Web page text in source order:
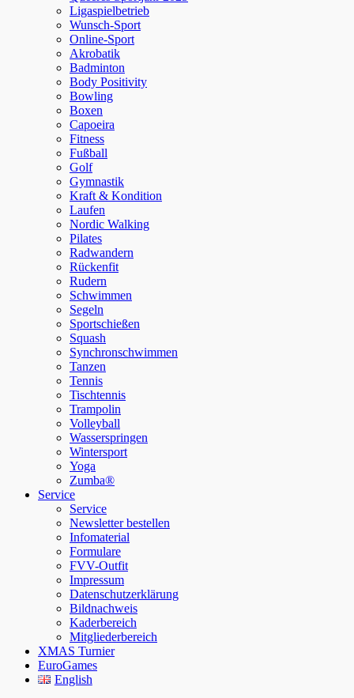
Ligaspielbetrieb
Wunsch-Sport
Online-Sport
Akrobatik
Badminton
Body Positivity
Bowling
Boxen
Capoeira
Fitness
Fußball
Golf
Gymnastik
Kraft & Kondition
Laufen
Nordic Walking
Pilates
Radwandern
Rückenfit
Rudern
Schwimmen
Segeln
Sportschießen
Squash
Synchronschwimmen
Tanzen
Tennis
Tischtennis
Trampolin
Volleyball
Wasserspringen
Wintersport
Yoga
Zumba®
Service
Service
Newsletter bestellen
Infomaterial
Formulare
FVV-Outfit
Impressum
Datenschutzerklärung
Bildnachweis
Kaderbereich
Mitgliederbereich
XMAS Turnier
EuroGames
English